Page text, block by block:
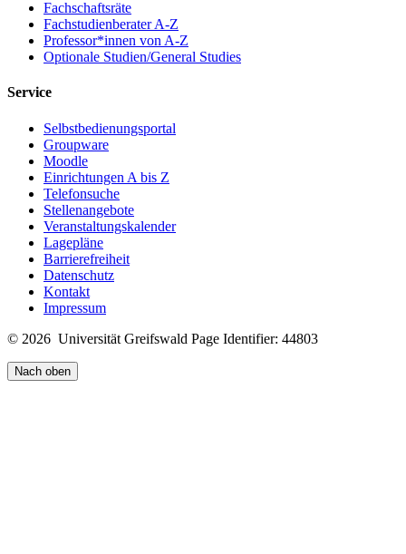
Fachschaftsräte
Fachstudienberater A-Z
Professor*innen von A-Z
Optionale Studien/General Studies
Service
Selbstbedienungsportal
Groupware
Moodle
Einrichtungen A bis Z
Telefonsuche
Stellenangebote
Veranstaltungskalender
Lagepläne
Barrierefreiheit
Datenschutz
Kontakt
Impressum
© 2026 Universität Greifswald Page Identifier: 44803
Nach oben